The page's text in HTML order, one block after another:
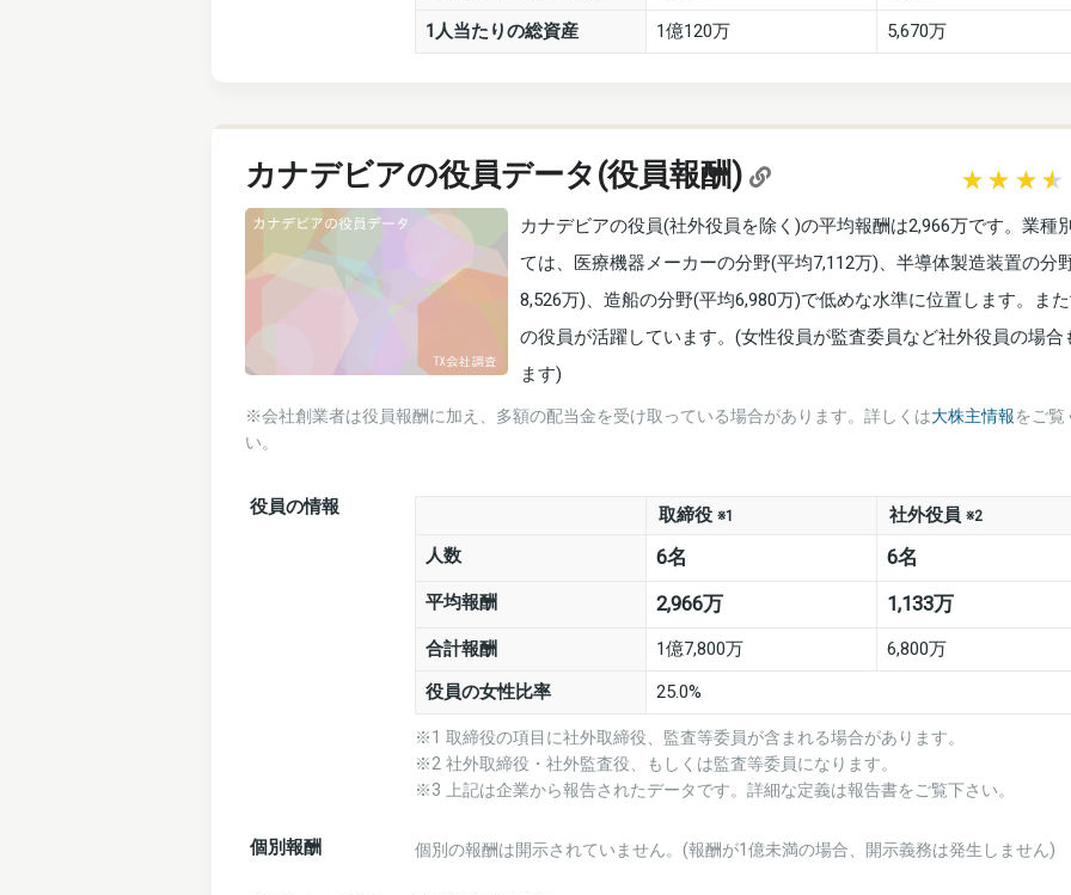
1人当たりの総資産
1億120万 5,670万
カナデビアの役員データ(役員報酬)
カナデビアの役員(社外役員を除く)の平均報酬は2,966万です。業種
ては、医療機器メーカーの分野(平均7,112万)、半導体製造装置の分
8,526万)、造船の分野(平均6,980万)で低めな水準に位置します。ま
の役員が活躍しています。(女性役員が監査委員など社外役員の場合
ます)
※会社創業者は役員報酬に加え、多額の配当金を受け取っている場合があります。詳しくは大株主情報をご覧
い。
役員の情報 取締役※1 社外役員※2
人数 6名 6名
平均報酬 2,966万 1,133万
合計報酬 1億7,800万
6,800万
役員の女性比率
25.0%
※1 取締役の項目に社外取締役、監査等委員が含まれる場合があります。
※2 社外取締役・社外監査役、もしくは監査等委員になります。
※3 上記は企業から報告されたデータです。詳細な定義は報告書をご覧下さい。
個別報酬 個別の報酬は開示されていません。(報酬が1億未満の場合、開示義務は発生しません)